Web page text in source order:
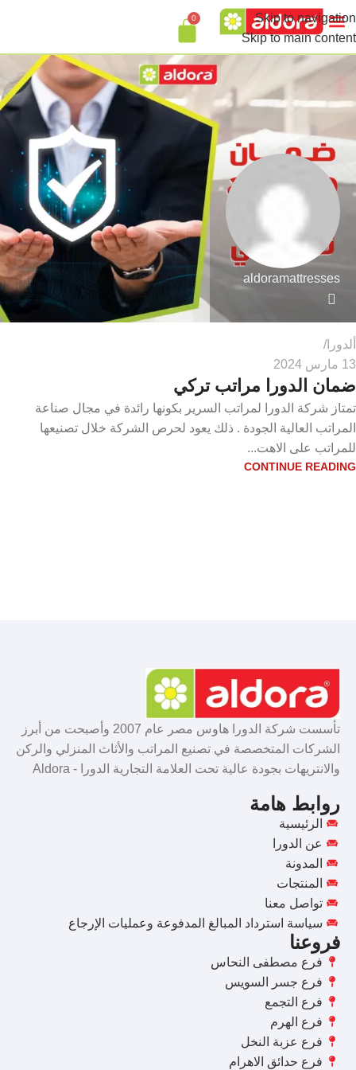
Skip to navigation
Skip to main content
0
aldoramattresses
ألدورا
13 مارس 2024
ضمان الدورا مراتب تركي
تمتاز شركة الدورا لمراتب السرير بكونها رائدة في مجال صناعة
المراتب العالية الجودة . ذلك يعود لحرص الشركة خلال تصنيعها
للمراتب على الاهت...
CONTINUE READING
تأسست شركة الدورا هاوس مصر عام 2007 وأصبحت من أبرز
الشركات المتخصصة في تصنيع المراتب والأثاث المنزلي والركن
والانتريهات بجودة عالية تحت العلامة التجارية الدورا - Aldora
روابط هامة
الرئيسية
عن الدورا
المدونة
المنتجات
تواصل معنا
سياسة استرداد المبالغ المدفوعة وعمليات الإرجاع
فروعنا
فرع مصطفى النحاس
فرع جسر السويس
فرع التجمع
فرع الهرم
فرع عزبة النخل
فرع حدائق الاهرام